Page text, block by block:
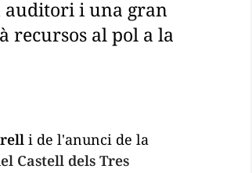
auditori i una gran
recursos al pol a la
i de l'anunci de la
Castell dels Tres